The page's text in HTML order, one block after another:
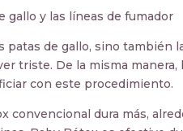
gallo y las líneas de fumador
patas de gallo, sino también
triste. De la misma manera,
con este procedimiento.
dura más,